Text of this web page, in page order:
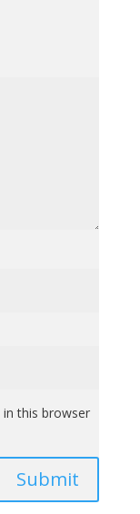
this browser